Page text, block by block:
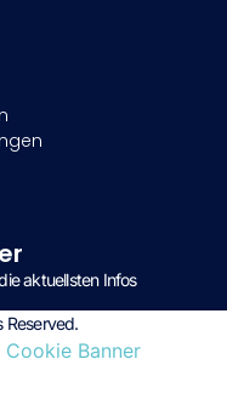
aktuellsten Infos
Reserved.
Banner